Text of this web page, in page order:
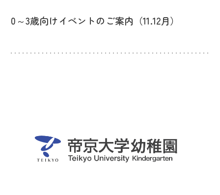
0～3歳向けイベントのご案内（11.12月）